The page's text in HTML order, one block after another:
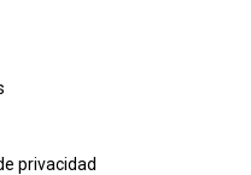
privacidad